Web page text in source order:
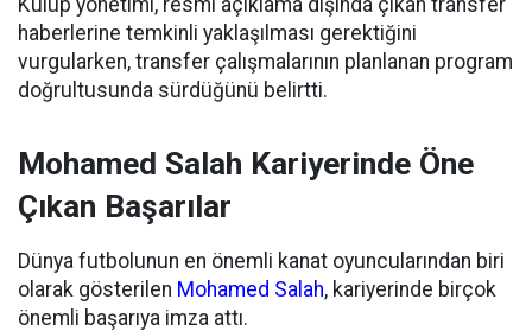
haberlerine temkinli yaklaşılması gerektiğini
vurgularken, transfer çalışmalarının planlanan program
doğrultusunda sürdüğünü belirtti.
Mohamed Salah Kariyerinde Öne
Çıkan Başarılar
Dünya futbolunun en önemli kanat oyuncularından biri
olarak gösterilen Mohamed Salah, kariyerinde birçok
önemli başarıya imza attı.